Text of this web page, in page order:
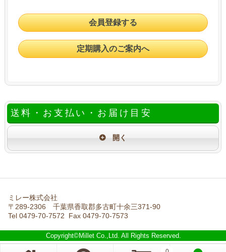
会員登録する
定期購入のご案内へ
送料・お支払い・お届け目安
ミレー株式会社
〒289-2306 千葉県香取郡多古町十余三371-90
Tel 0479-70-7572 Fax 0479-70-7573
Copyright©Millet Co.,Ltd. All Rights Reserved.